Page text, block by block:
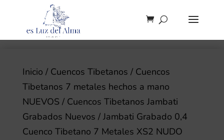
Inicio / Cuencos Tibetanos / Cuencos
Tibetanos 7 metales hechos a mano
NUEVOS / Cuencos Tibetanos Jambati
Grabados Nuevos / Jambati Grabado 0,4
Cuenco Tibetano 7 Metales XS2 NUDO